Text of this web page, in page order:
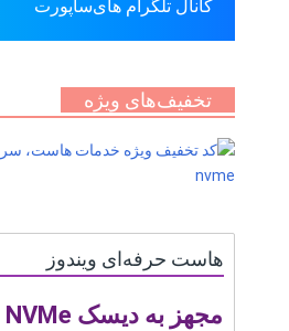
کانال تلگرام های‌ساپورت
تخفیف‌های ویژه
هاست حرفه‌ای ویندوز